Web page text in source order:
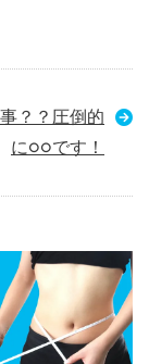
？？圧倒的
に○○です！